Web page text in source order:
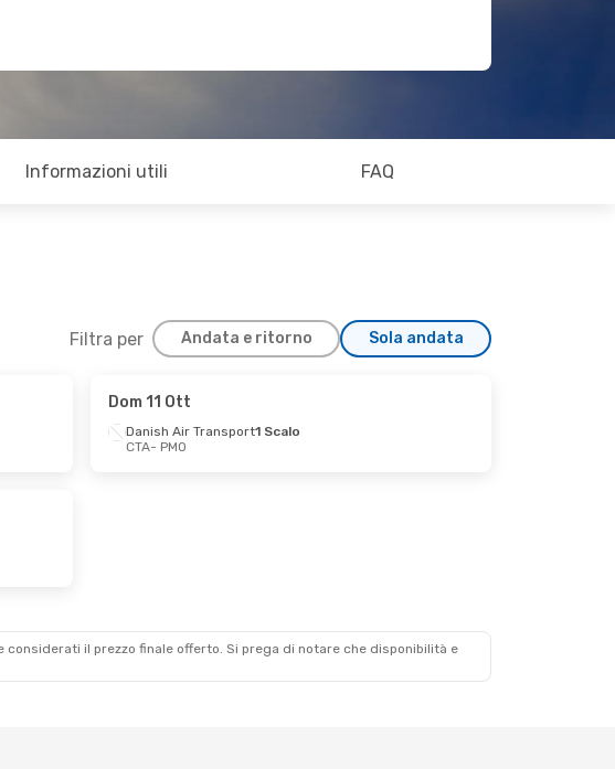
Informazioni utili FAQ
Filtra per Andata e ritorno Sola andata
Dom 11 Ott
Danish Air Transport1 Scalo
CTA- PMO
il ​​prezzo finale offerto. Si prega di notare che disponibilità e